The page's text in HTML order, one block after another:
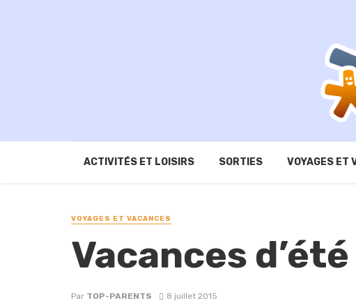
ACTIVITÉS ET LOISIRS SORTIES VOYAGES ET
VOYAGES ET VACANCES
Vacances
Par TOP-PARENTS 8 juillet 2015